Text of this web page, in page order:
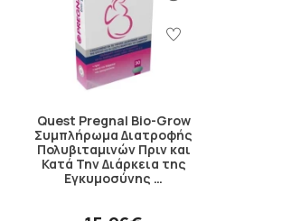
Quest Pregnal Bio-Grow
Συμπλήρωμα Διατροφής
Πολυβιταμινών Πριν και
Κατά Την Διάρκεια της
Εγκυμοσύνης …